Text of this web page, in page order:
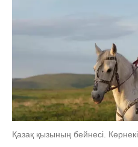
Қазақ қызының бейнесі.